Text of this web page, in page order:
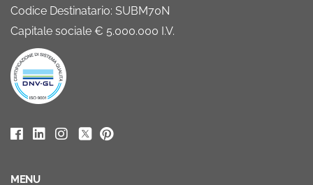
Codice Destinatario: SUBM70N
Capitale sociale € 5.000.000 I.V.
MENU